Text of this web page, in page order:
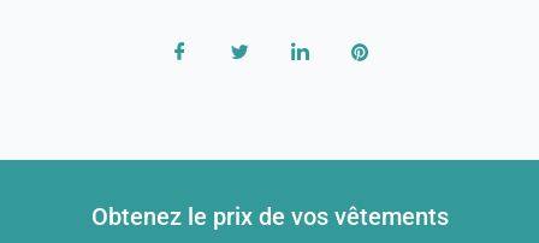
Obtenez le prix de vos vêtements